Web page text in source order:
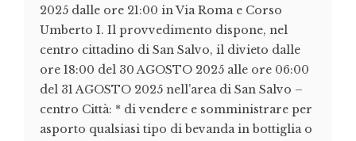
2025 dalle ore 21:00 in Via Roma e Corso
Umberto I. Il provvedimento dispone, nel
centro cittadino di San Salvo, il divieto dalle
ore 18:00 del 30 AGOSTO 2025 alle ore 06:00
del 31 AGOSTO 2025 nell’area di San Salvo –
centro Città: * di vendere e somministrare per
asporto qualsiasi tipo di bevanda in bottiglia o